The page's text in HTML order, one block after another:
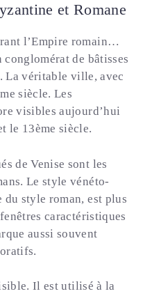
et Romane
l’Empire romain…
de bâtisses
La véritable ville, avec
siècle. Les
visibles aujourd’hui
le 13ème siècle.
de Venise sont les
Le style vénéto-
du style roman, est plus
caractéristiques
aussi souvent
Il est utilisé à la